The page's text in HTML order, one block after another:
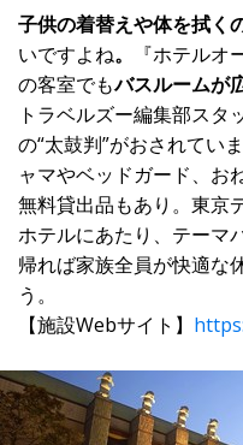
子供の着替えや体を拭く
いですよね。
『ホテル
の客室でもバスルームが
トラベルズー編集部スタ
の“太鼓判”がおされてい
ャマやベッドガード、お
無料貸出品もあり。東京
ホテルにあたり、テーマ
帰れば家族全員が快適な
う。
【施設Webサイト】